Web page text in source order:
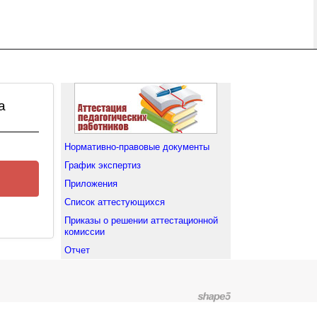
Нормативно-правовые документы
График экспертиз
Приложения
Список аттестующихся
Приказы о решении аттестационной
комиссии
Отчет